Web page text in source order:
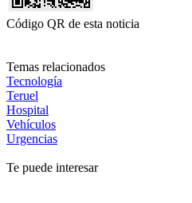
Código QR de esta noticia
Temas relacionados
Tecnología
Teruel
Hospital
Vehículos
Urgencias
Te puede interesar